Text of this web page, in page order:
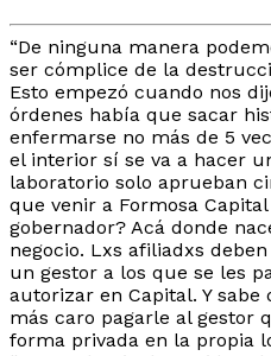
“De ninguna manera
ser cómplice de la
Esto empezó cuando nos
órdenes había que sacar
enfermarse no más de 5
el interior sí se va a hacer
laboratorio solo aprueban
que venir a Formosa
gobernador? Acá donde
negocio. Lxs afiliadxs
un gestor a los que se les
autorizar en Capital. Y
más caro pagarle al gestor
forma privada en la propia